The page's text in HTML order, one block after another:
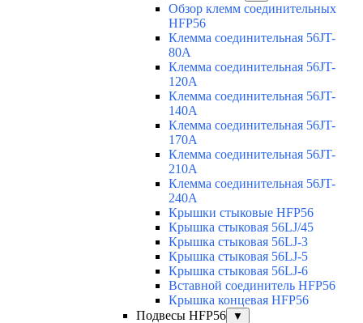
Обзор клемм соединительных
HFP56
Клемма соединительная 56JT-
80A
Клемма соединительная 56JT-
120A
Клемма соединительная 56JT-
140A
Клемма соединительная 56JT-
170A
Клемма соединительная 56JT-
210A
Клемма соединительная 56JT-
240A
Крышки стыковые HFP56
Крышка стыковая 56LJ/45
Крышка стыковая 56LJ-3
Крышка стыковая 56LJ-5
Крышка стыковая 56LJ-6
Вставной соединитель HFP56
Крышка концевая HFP56
Подвесы HFP56
▼